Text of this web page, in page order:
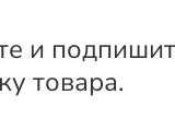
и
товара.